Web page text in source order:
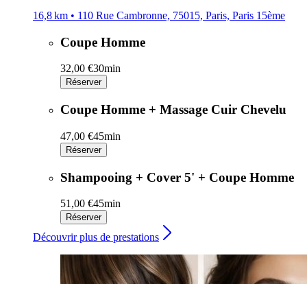
16,8 km • 110 Rue Cambronne, 75015, Paris, Paris 15ème
Coupe Homme
32,00 €30min
Réserver
Coupe Homme + Massage Cuir Chevelu
47,00 €45min
Réserver
Shampooing + Cover 5' + Coupe Homme
51,00 €45min
Réserver
Découvrir plus de prestations